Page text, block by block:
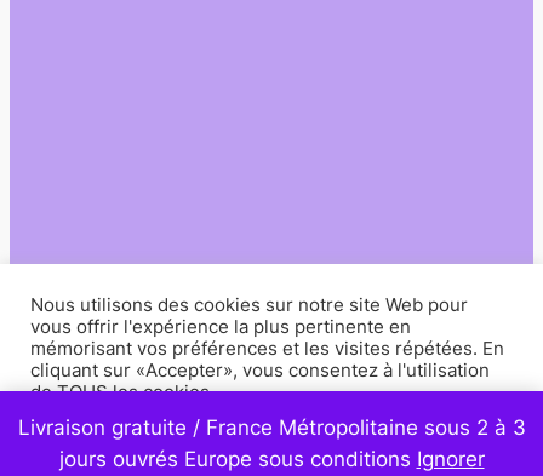
Livraison gratuite / France Métropolitaine sous 2 à 3
jours ouvrés Europe sous conditions Ignorer
Nous utilisons des cookies sur notre site Web pour
vous offrir l'expérience la plus pertinente en
mémorisant vos préférences et les visites répétées. En
cliquant sur «Accepter», vous consentez à l'utilisation
de TOUS les cookies.
Paramètres Accepter